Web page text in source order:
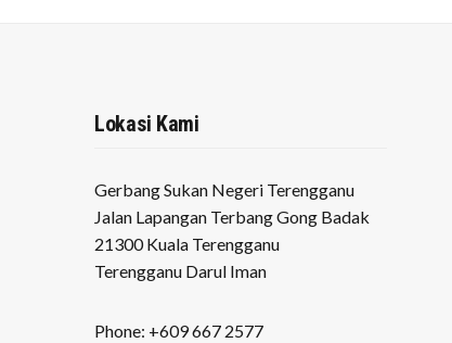
Lokasi Kami
Gerbang Sukan Negeri Terengganu
Jalan Lapangan Terbang Gong Badak
21300 Kuala Terengganu
Terengganu Darul Iman
Phone: +609 667 2577